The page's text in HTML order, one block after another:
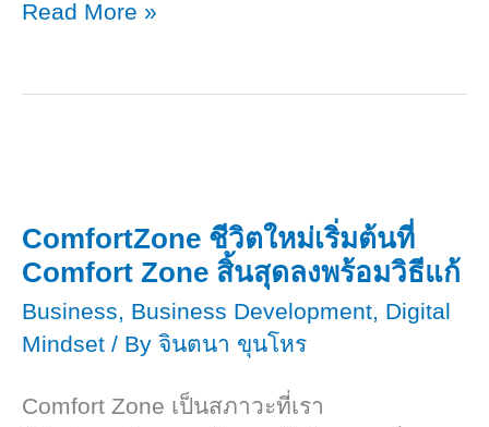
ที่
9
มี
ในปี
2025
Read More »
ComfortZone​ ชีวิตใหม่เริ่มต้นที่
Comfort Zone สิ้นสุดลงพร้อมวิธีแก้
Business, Business Development, Digital
Mindset / By จินตนา ขุนโหร
Comfort Zone เป็นสภาวะที่เรา